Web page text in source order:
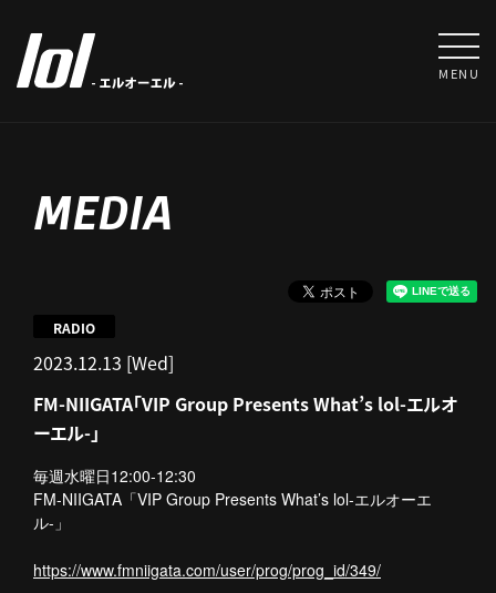
MENU
MEDIA
2023.12.13 [Wed]
RADIO
FM-NIIGATA「VIP Group Presents What’s lol-エルオ
ーエル-」
毎週水曜日12:00-12:30
FM-NIIGATA「VIP Group Presents What’s lol-エルオーエ
ル-」
https://www.fmniigata.com/user/prog/prog_id/349/